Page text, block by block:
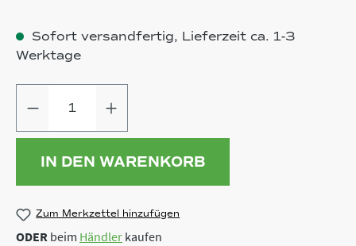
Sofort versandfertig, Lieferzeit ca. 1-3
Werktage
IN DEN WARENKORB
Zum Merkzettel hinzufügen
ODER beim Händler kaufen